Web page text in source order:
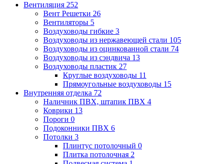
Вентиляция 252
Вент Решетки 26
Вентиляторы 5
Воздуховоды гибкие 3
Воздуховоды из нержавеющей стали 105
Воздуховоды из оцинкованной стали 74
Воздуховоды из сэндвича 13
Воздуховоды пластик 27
Круглые воздуховоды 11
Прямоугольные воздуховоды 15
Внутренняя отделка 72
Наличник ПВХ, штапик ПВХ 4
Коврики 13
Пороги 0
Подоконники ПВХ 6
Потолки 3
Плинтус потолочный 0
Плитка потолочная 2